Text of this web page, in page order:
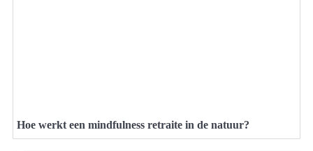
Hoe werkt een mindfulness retraite in de natuur?